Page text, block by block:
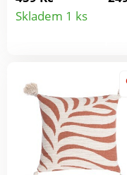
nebo v čtecí koutku,
tento polštář vnáší do
snímatelný potah
zipu.
Skladem 1 ks